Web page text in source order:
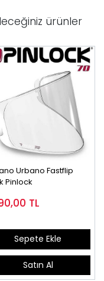
ürünler
Urbano Fastflip
Pinlock
TL
Sepete Ekle
Satın Al